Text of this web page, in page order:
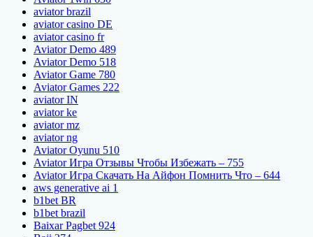
aviator brazil
aviator casino DE
aviator casino fr
Aviator Demo 489
Aviator Demo 518
Aviator Game 780
Aviator Games 222
aviator IN
aviator ke
aviator mz
aviator ng
Aviator Oyunu 510
Aviator Игра Отзывы Чтобы Избежать – 755
Aviator Игра Скачать На Айфон Помнить Что – 644
aws generative ai 1
b1bet BR
b1bet brazil
Baixar Pagbet 924